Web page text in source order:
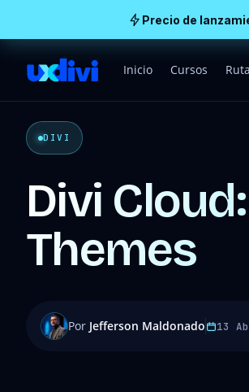
Precio de
Inicio Cursos
DIVI
Divi
Themes
Por Jefferson Maldonado 13